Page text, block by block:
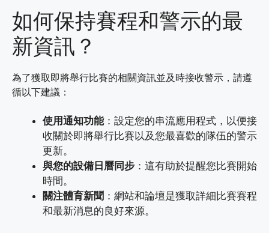
如何保持賽程和警示的最
新資訊？
為了獲取即將舉行比賽的相關資訊並及時接收警示，請遵
循以下建議：
使用通知功能：設定您的串流應用程式，以便接
收關於即將舉行比賽以及您最喜歡的隊伍的警示
更新。
與您的設備日曆同步 ：這有助於提醒您比賽開始
時間。
關注體育新聞 ：網站和論壇是獲取詳細比賽賽程
和最新消息的良好來源。